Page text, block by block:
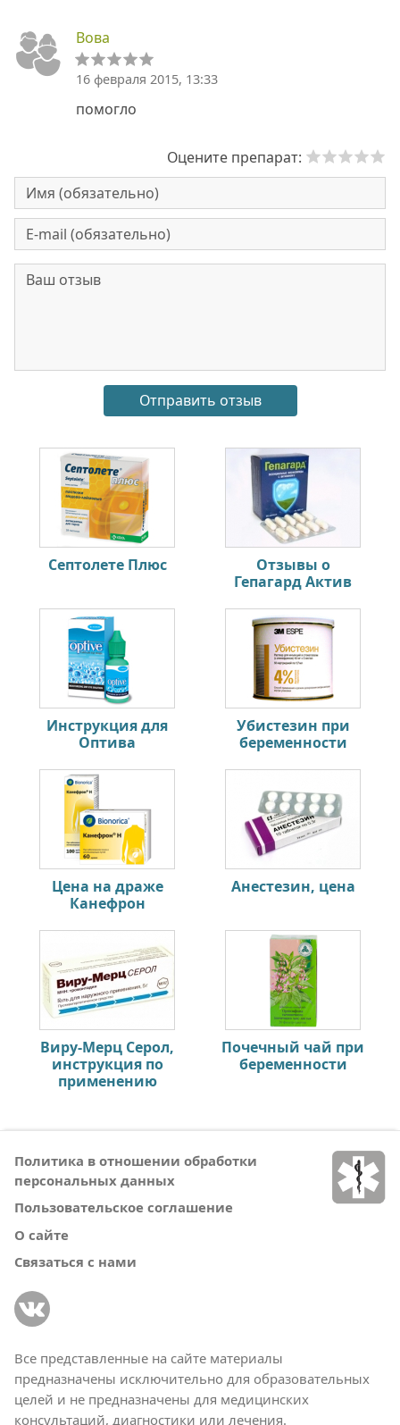
Вова
16 февраля 2015, 13:33
помогло
Оцените препарат:
Септолете Плюс
Отзывы о
Гепагард Актив
Инструкция для
Оптива
Убистезин при
беременности
Цена на драже
Канефрон
Анестезин, цена
Виру-Мерц Серол,
инструкция по
применению
Почечный чай при
беременности
Политика в отношении обработки
персональных данных
Пользовательское соглашение
О сайте
Связаться с нами
Все представленные на сайте материалы
предназначены исключительно для образовательных
целей и не предназначены для медицинских
консультаций, диагностики или лечения.